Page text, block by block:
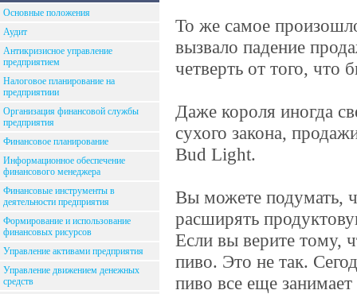
Основные положения
Аудит
Антикризисное управление
предприятием
Налоговое планирование на
предприятиии
Организация финансовой службы
предприятия
Финансовое планирование
Информационное обеспечение
финансового менеджера
Финансовые инструменты в
деятельности предприятия
Формирование и использование
финансовых рисурсов
Управление активами предприятия
Управление движением денежных
средств
То же самое
вызвало падение
четверть от того, что
Даже короля иногда
сухого закона,
Bud Light.
Вы можете подумать,
расширять
Если вы верите тому,
пиво. Это не так.
пиво все еще